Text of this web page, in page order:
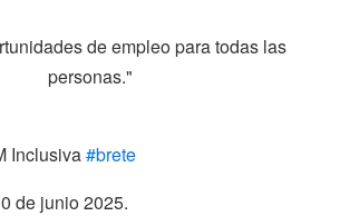
de empleo para todas las
personas."
Inclusiva#brete
de junio 2025.